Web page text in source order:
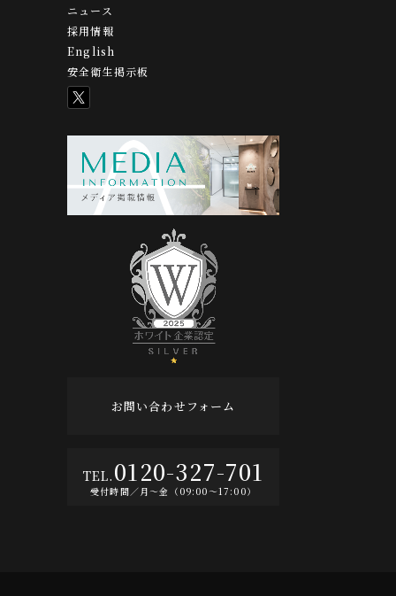
ニュース
採用情報
English
安全衛生掲示板
お問い合わせフォーム
0120-327-701
受付時間／月〜金（09:00〜17:00）